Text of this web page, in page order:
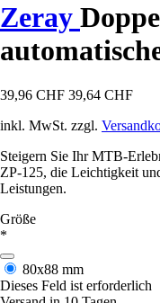
Zeray
39,96 CHF 39,64 CHF
inkl. MwSt. zzgl.
Steigern Sie Ihr MTB-
ZP-125, die Leichtigkeit
Leistungen.
Größe
*
80x88 mm
Dieses Feld ist erforderlich